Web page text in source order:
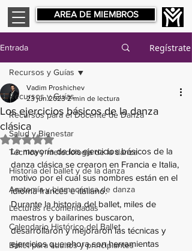
AREA DE MIEMBROS
Entrada Regístrate
Recursos y Guías
Recursos para el Docente de Danza
Salud y Bienestar
Técnica y metodología de la danza
Historia del ballet y de la danza
Anatomía y biomecánica de danza
Lecturas recomendadas
Calendario Histórico del Ballet
Ballet para adultos y principiantes
Recursos y Guías
Los ejercicios básicos de la danza
clásica
Vadim Proshichev
23 jun 2023 2 min de lectura
Obtuvo NaN de 5 estrellas.
La mayoría de los ejercicios básicos de la
danza clásica se crearon en Francia e Italia,
motivo por el cual sus nombres están en el
idioma francés e italiano.
Durante la historia del ballet, miles de
maestros y bailarines buscaron,
desarrollaron y mejoraron las técnicas y
ejercicios que ahora son herramientas